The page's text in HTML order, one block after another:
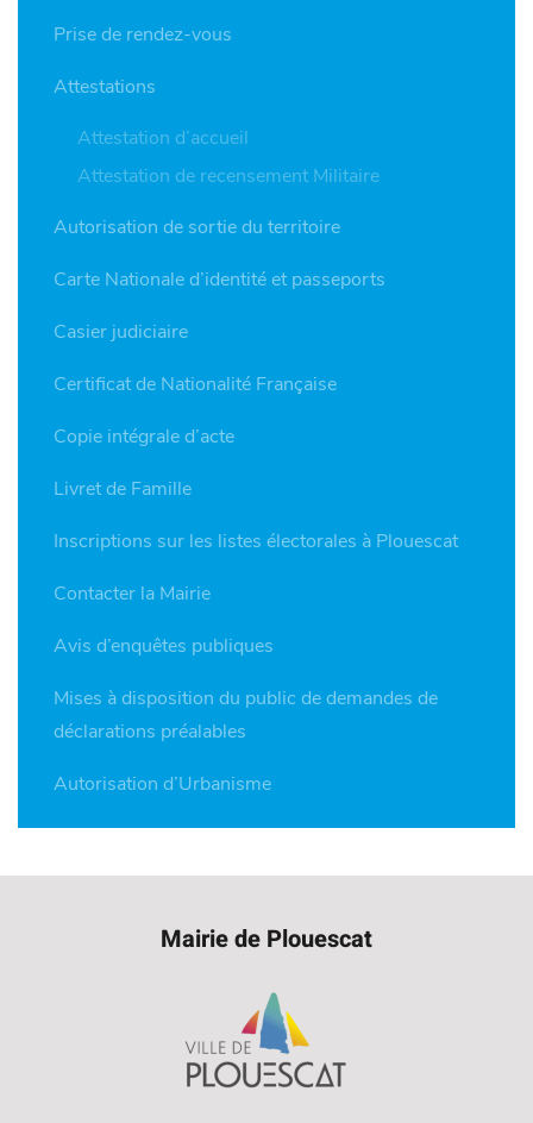
Prise de rendez-vous
Attestations
Attestation d’accueil
Attestation de recensement Militaire
Autorisation de sortie du territoire
Carte Nationale d’identité et passeports
Casier judiciaire
Certificat de Nationalité Française
Copie intégrale d’acte
Livret de Famille
Inscriptions sur les listes électorales à Plouescat
Contacter la Mairie
Avis d’enquêtes publiques
Mises à disposition du public de demandes de
déclarations préalables
Autorisation d’Urbanisme
Mairie de Plouescat